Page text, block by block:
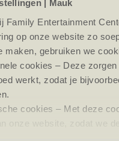
| Mauk
Family Entertainment
op onze website zo
maken, gebruiken we
cookies – Deze zorgen
werkt, zodat je
cookies – Met deze